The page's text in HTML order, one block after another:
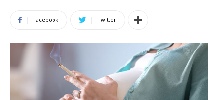
Facebook Twitter